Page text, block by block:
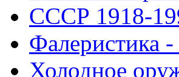
СССР 1918-
Фалеристика
Холодное